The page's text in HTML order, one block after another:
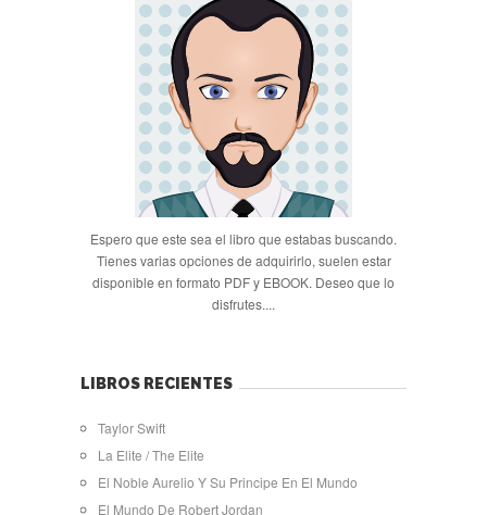
Espero que este sea el libro que estabas buscando.
Tienes varias opciones de adquirirlo, suelen estar
disponible en formato PDF y EBOOK. Deseo que lo
disfrutes....
LIBROS RECIENTES
Taylor Swift
La Elite / The Elite
El Noble Aurelio Y Su Principe En El Mundo
El Mundo De Robert Jordan